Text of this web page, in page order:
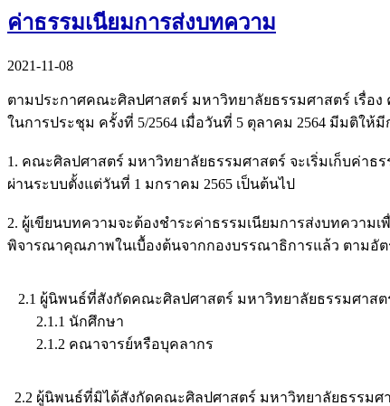
ค่าธรรมเนียมการส่งบทความ
2021-11-08
ตามประกาศคณะศิลปศาสตร์ มหาวิทยาลัยธรรมศาสตร์ เรื่อ
ในการประชุม ครั้งที่ 5/2564 เมื่อวันที่ 5 ตุลาคม 2564 มีมติใ
1. คณะศิลปศาสตร์ มหาวิทยาลัยธรรมศาสตร์ จะเริ่มเก็บค่า
ผ่านระบบตั้งแต่วันที่ 1 มกราคม 2565 เป็นต้นไป
2. ผู้เขียนบทความจะต้องชำระค่าธรรมเนียมการส่งบทควา
พิจารณาคุณภาพในเบื้องต้นจากกองบรรณาธิการแล้ว ตามอัต
2.1 ผู้นิพนธ์ที่สังกัดคณะศิลปศาสตร์ มหาวิทยาลัยธรรมศาสต
2.1.1 นักศึกษา บทความละ
2.1.2 คณาจารย์หรือบุคลากร บทคว
2.2 ผู้นิพนธ์ที่มิได้สังกัดคณะศิลปศาสตร์ มหาวิทยาลัยธรร